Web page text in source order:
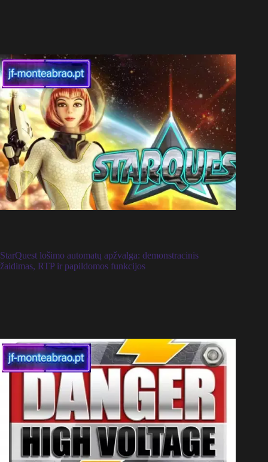
StarQuest lošimo automatų apžvalga: demonstracinis
žaidimas, RTP ir papildomos funkcijos